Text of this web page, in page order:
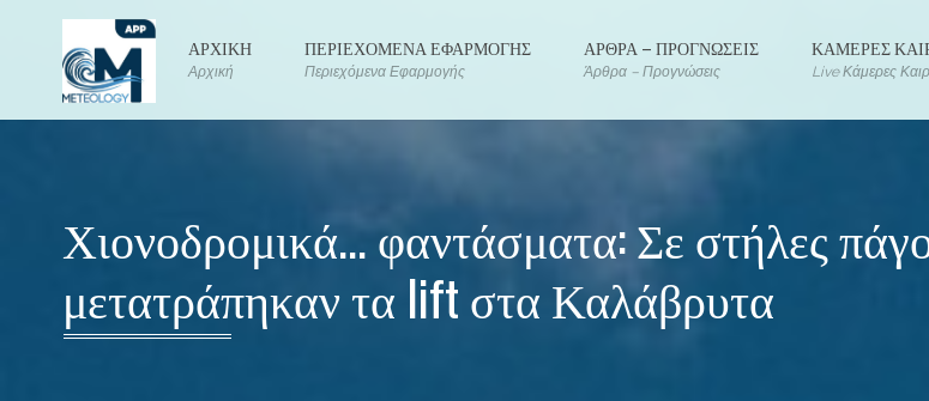
ΑΡΧΙΚΗ
Αρχική
ΠΕΡΙΕΧΟΜΕΝΑ ΕΦΑΡΜΟΓΗΣ
Περιεχόμενα Εφαρμογής
ΑΡΘΡΑ – ΠΡΟΓΝΩΣΕΙΣ
Άρθρα – Προγνώσεις
ΚΑΜΕΡΕΣ
Live Κάμερες
Χιονοδρομικά... φαντάσματα: Σε στήλες
μετατράπηκαν τα lift στα Καλάβρυτα